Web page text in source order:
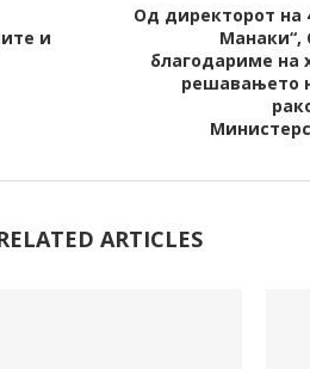
и
Од директорот на
благодариме на
решавањето
ARTICLES